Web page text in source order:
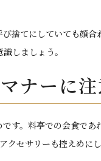
捨てにしていても顔
しましょう。
ナーに
す。料亭での会食で
クセサリーも控えめにし